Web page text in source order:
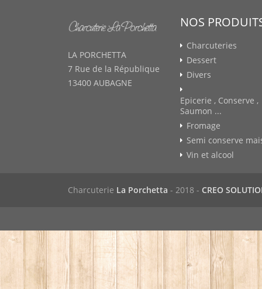
LA PORCHETTA
7 Rue de la République
13400 AUBAGNE
NOS
Charcuteries
Dessert
Divers
Epicerie , Conserve ,
Saumon ...
Fromage
Semi conserve
Vin et alcool
Charcuterie La Porchetta - 2018 - CREO